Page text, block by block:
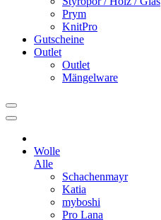
Prym
KnitPro
Gutscheine
Outlet
Outlet
Mängelware
Wolle
Alle
Schachenmayr
Katia
myboshi
Pro Lana